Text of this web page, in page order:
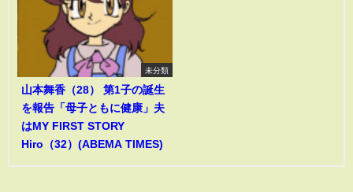
未分類
山本舞香（28） 第1子の誕生
を報告「母子ともに健康」夫
はMY FIRST STORY
Hiro（32）(ABEMA TIMES)